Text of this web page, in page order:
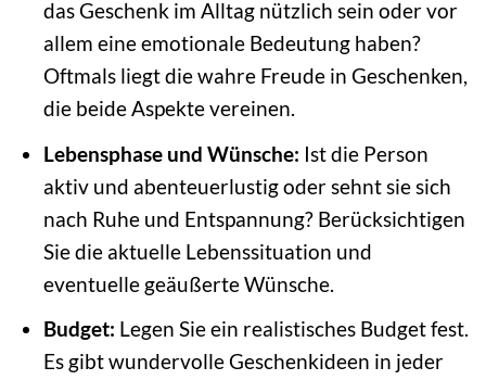
das Geschenk im Alltag nützlich sein oder vor
allem eine emotionale Bedeutung haben?
Oftmals liegt die wahre Freude in Geschenken,
die beide Aspekte vereinen.
Lebensphase und Wünsche: Ist die Person
aktiv und abenteuerlustig oder sehnt sie sich
nach Ruhe und Entspannung? Berücksichtigen
Sie die aktuelle Lebenssituation und
eventuelle geäußerte Wünsche.
Budget: Legen Sie ein realistisches Budget fest.
Es gibt wundervolle Geschenkideen in jeder